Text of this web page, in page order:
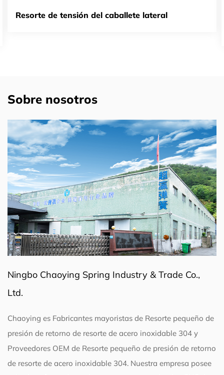
Resorte de tensión del caballete lateral
Sobre nosotros
Ningbo Chaoying Spring Industry & Trade Co.,
Ltd.
Chaoying es Fabricantes mayoristas de Resorte pequeño de
presión de retorno de resorte de acero inoxidable 304 y
Proveedores OEM de Resorte pequeño de presión de retorno
de resorte de acero inoxidable 304. Nuestra empresa posee